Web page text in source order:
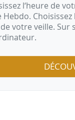
l‘heure de
Hebdo.
votre veille.